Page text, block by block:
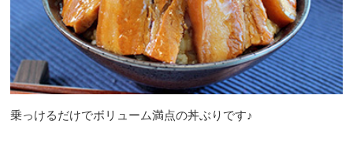
乗っけるだけでボリューム満点の丼ぶりです♪